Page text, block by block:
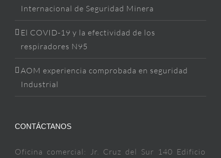
Internacional de Seguridad Minera
El COVID-19 y la efectividad de los
respiradores N95
AOM experiencia comprobada en seguridad
Industrial
CONTÁCTANOS
Oficina comercial: Jr. Cruz del Sur 140 Edificio